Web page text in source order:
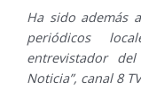
Ha sido además
periódicos
entrevistador
Noticia”, canal 8